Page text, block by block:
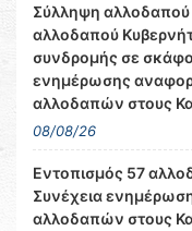
Σύλληψη
αλλοδαπού
συνδρομής σε
ενημέρωσης
αλλοδαπών στους
08/08/26
Εντοπισμός 57
Συνέχεια
αλλοδαπών στους